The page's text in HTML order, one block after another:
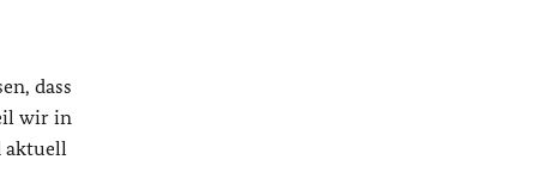
dass
wir in
aktuell